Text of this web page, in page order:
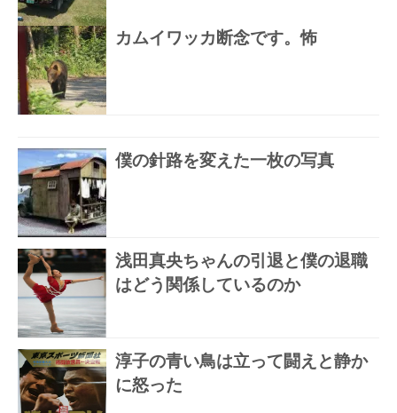
カムイワッカ断念です。怖
僕の針路を変えた一枚の写真
浅田真央ちゃんの引退と僕の退職
はどう関係しているのか
淳子の青い鳥は立って闘えと静か
に怒った